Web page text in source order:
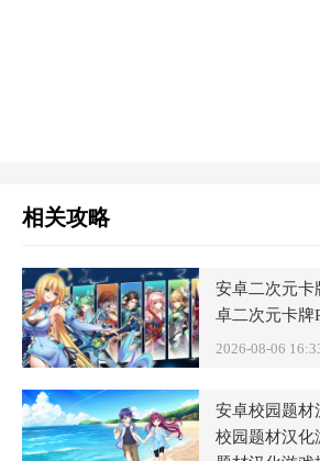
相关攻略
安卓二次元卡
卓二次元卡牌
2026-08-06
安卓校园题材
校园题材汉化